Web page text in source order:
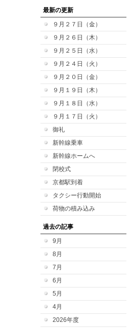
最新の更新
９月２７日（金）
９月２６日（木）
９月２５日（水）
９月２４日（火）
９月２０日（金）
９月１９日（木）
９月１８日（水）
９月１７日（火）
御礼
新幹線乗車
新幹線ホームへ
閉校式
京都駅到着
タクシー行動開始
荷物の積み込み
過去の記事
9月
8月
7月
6月
5月
4月
2026年度